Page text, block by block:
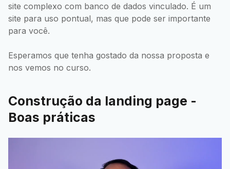
site complexo com banco de dados vinculado. É um
site para uso pontual, mas que pode ser importante
para você.
Esperamos que tenha gostado da nossa proposta e
nos vemos no curso.
Construção da landing page -
Boas práticas